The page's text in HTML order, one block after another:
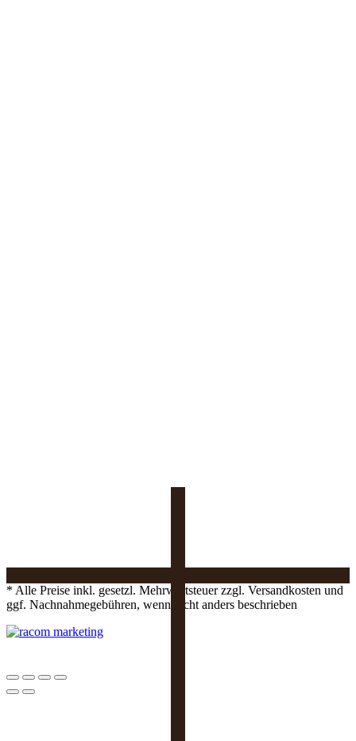
* Alle Preise inkl. gesetzl. Mehrwertsteuer zzgl. Versandkosten und
ggf. Nachnahmegebühren, wenn nicht anders beschrieben